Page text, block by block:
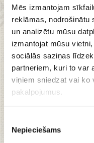
Mēs izmantojam
reklāmas, nodrošinātu
un analizētu mūsu
izmantojat mūsu
sociālās saziņas
partneriem, kuri to var
viņiem sniedzat vai ko
pakalpojumus.
izvēle
Nepieciešams
grozam